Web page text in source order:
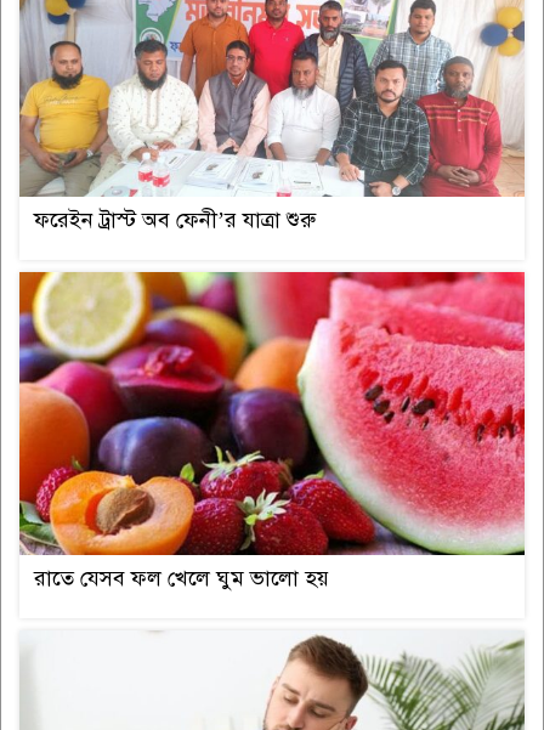
১০
রাতে যেসব ফল খেলে ঘুম ভালো হয়
ফরেইন ট্রাস্ট অব ফেনী’র যাত্রা শুরু
রাতে যেসব ফল খেলে ঘুম ভালো হয়